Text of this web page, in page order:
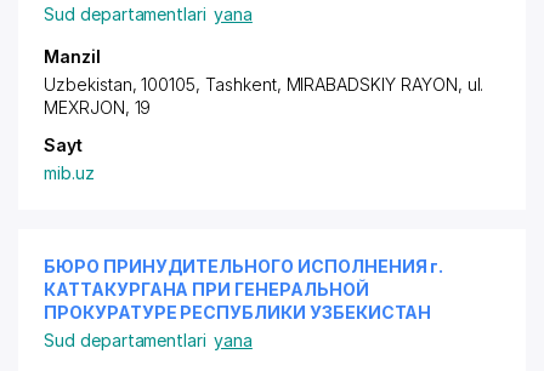
Sud departamentlari yana
Manzil
Uzbekistan, 100105, Tashkent, MIRABADSKIY RAYON, ul.
MEXRJON, 19
Sayt
mib.uz
БЮРО ПРИНУДИТЕЛЬНОГО ИСПОЛНЕНИЯ г.
КАТТАКУРГАНА ПРИ ГЕНЕРАЛЬНОЙ
ПРОКУРАТУРЕ РЕСПУБЛИКИ УЗБЕКИСТАН
Sud departamentlari yana